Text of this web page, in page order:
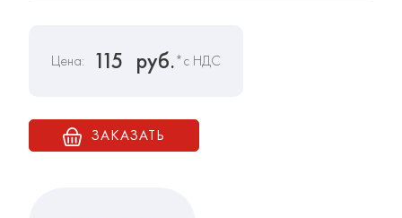
Цена: 115 руб.*с НДС
ЗАКАЗАТЬ